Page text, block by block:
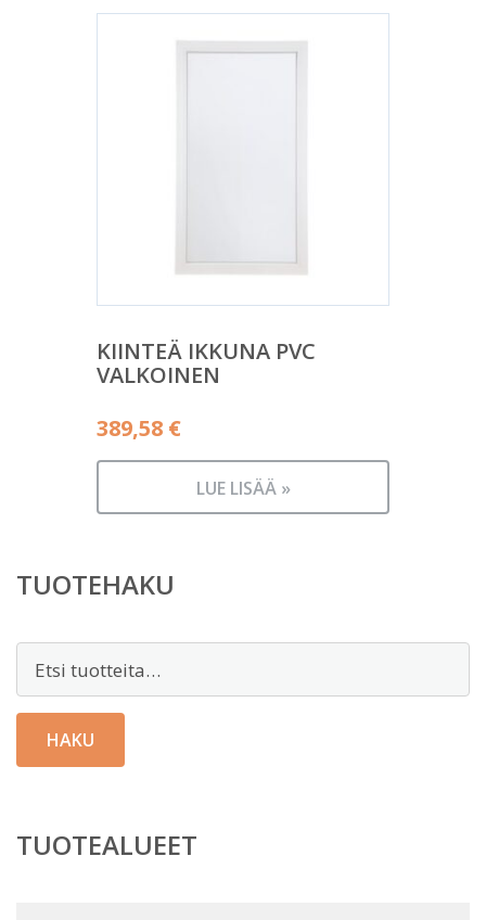
KIINTEÄ IKKUNA PVC
VALKOINEN
389,58 €
LUE LISÄÄ »
TUOTEHAKU
HAKU
TUOTEALUEET